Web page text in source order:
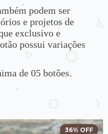
podem ser
e projetos de
exclusivo e
possui variações
de 05 botões.
36% OFF